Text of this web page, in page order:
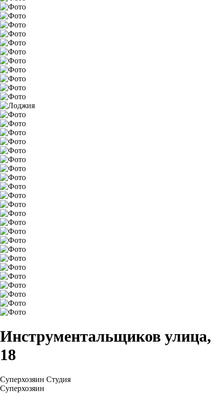
Инструментальщиков улица,
18
Суперхозяин Студия
Суперхозяин